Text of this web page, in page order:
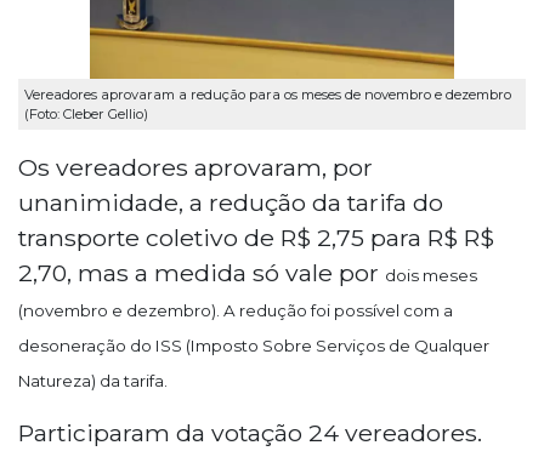
Vereadores aprovaram a redução para os meses de novembro e dezembro
(Foto: Cleber Gellio)
Os vereadores aprovaram, por
unanimidade, a redução da tarifa do
transporte coletivo de R$ 2,75 para R$ R$
2,70, mas a medida só vale por dois meses
(novembro e dezembro). A redução foi possível com a
desoneração do ISS (Imposto Sobre Serviços de Qualquer
Natureza) da tarifa.
Participaram da votação 24 vereadores.